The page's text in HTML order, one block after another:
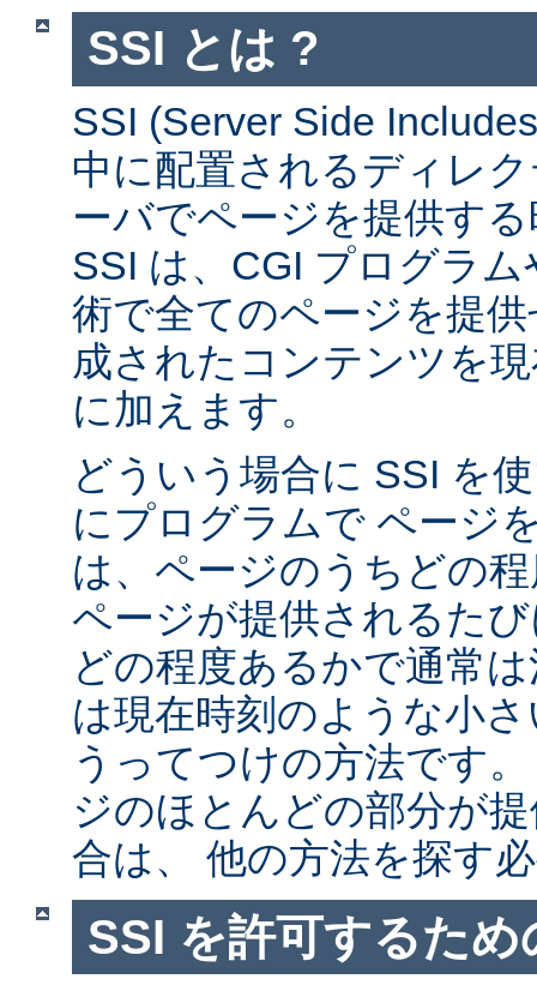
SSI とは ?
SSI (Server Side
中に配置されるディレ
ーバでページを提供す
SSI は、CGI プログラ
術で全てのページを提
成されたコンテンツを
に加えます。
どういう場合に SSI を
にプログラムで ページ
は、ページのうちどの
ページが提供されるた
どの程度あるかで通常
は現在時刻のような小
うってつけの方法です
ジのほとんどの部分が
合は、 他の方法を探す
SSI を許可するた